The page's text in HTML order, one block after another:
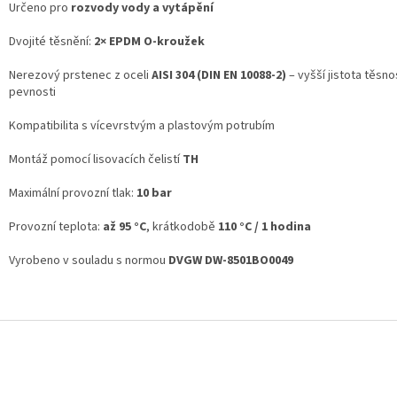
Určeno pro rozvody vody a vytápění
Dvojité těsnění: 2× EPDM O-kroužek
Nerezový prstenec z oceli AISI 304 (DIN EN 10088-2) – vyšší jistota
pevnosti
Kompatibilita s vícevrstvým a plastovým potrubím
Montáž pomocí lisovacích čelistíTH
Maximální provozní tlak: 10 bar
Provozní teplota: až 95 °C, krátkodobě 110 °C / 1 hodina
Vyrobeno v souladu s normou DVGW DW-8501BO0049